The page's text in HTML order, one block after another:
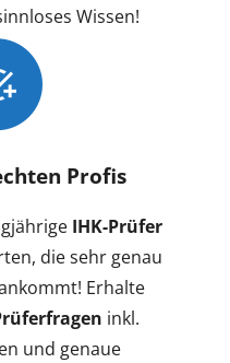
Wissen!
Profis
IHK-Prüfer
die sehr genau
Erhalte
inkl.
und genaue